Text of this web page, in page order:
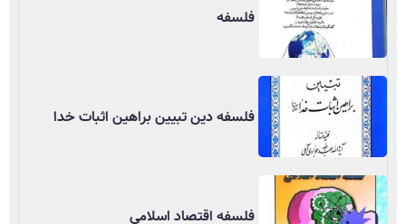
فلسفه
فلسفه دین تبیین براهین اثبات خدا
فلسفه اقتصاد اسلامی